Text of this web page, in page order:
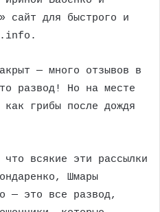
сайт для быстрого и
— много отзывов в
развод! Но на месте
как грибы после дождя
всякие эти рассылки
Шмары
— это все развод,